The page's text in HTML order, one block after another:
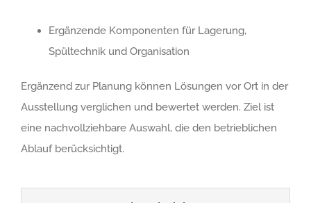
Ergänzende Komponenten für Lagerung,
Spültechnik und Organisation
Ergänzend zur Planung können Lösungen vor Ort in der
Ausstellung verglichen und bewertet werden. Ziel ist
eine nachvollziehbare Auswahl, die den betrieblichen
Ablauf berücksichtigt.